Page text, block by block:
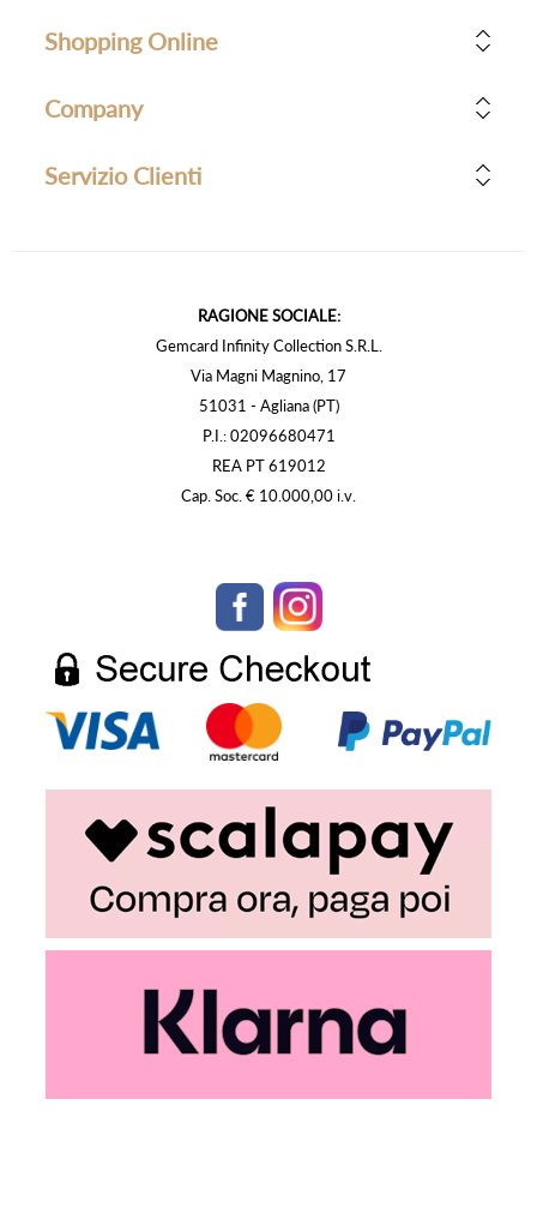
Shopping Online
Company
Servizio Clienti
RAGIONE SOCIALE:
Gemcard Infinity Collection S.R.L.
Via Magni Magnino, 17
51031 - Agliana (PT)
P.I.: 02096680471
REA PT 619012
Cap. Soc. € 10.000,00 i.v.